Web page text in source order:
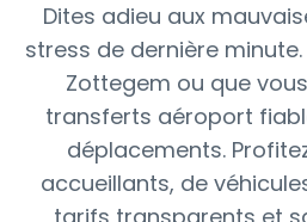
Dites adieu aux
stress de dernière
Zottegem ou que
transferts aéroport
déplacements.
accueillants, de